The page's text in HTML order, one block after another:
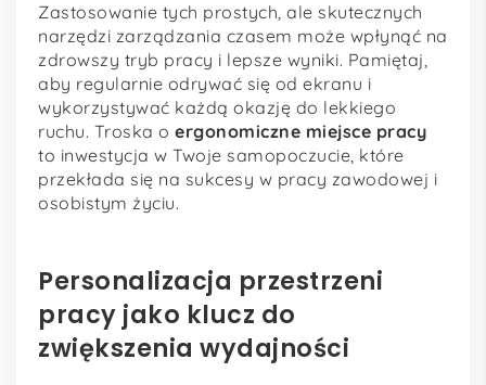
Zastosowanie tych prostych, ale skutecznych
narzędzi zarządzania czasem może wpłynąć na
zdrowszy tryb pracy i lepsze wyniki. Pamiętaj,
aby regularnie odrywać się od ekranu i
wykorzystywać każdą okazję do lekkiego
ruchu. Troska o ergonomiczne miejsce pracy
to inwestycja w Twoje samopoczucie, które
przekłada się na sukcesy w pracy zawodowej i
osobistym życiu.
Personalizacja przestrzeni
pracy jako klucz do
zwiększenia wydajności